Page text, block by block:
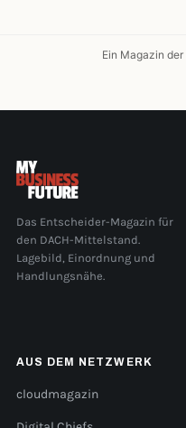
Ein Magazin der
Das Entscheider-Magazin für
den DACH-Mittelstand.
Lagebild, Einordnung und
Handlungsnähe.
AUS DEM NETZWERK
cloudmagazin